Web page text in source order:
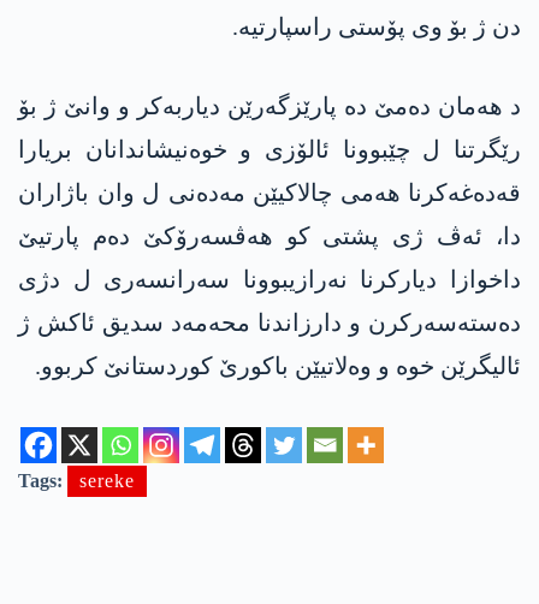
دن ژ بۆ وی پۆستی راسپارتیە.
د هەمان دەمێ دە پارێزگەرێن دیاربەکر و وانێ ژ بۆ
رێگرتنا ل چێبوونا ئالۆزی و خوەنیشاندانان بریارا
قەدەغەکرنا ھەمی چالاکیێن مەدەنی ل وان باژاران
دا، ئەڤ ژی پشتی کو ھەڤسەرۆکێ دەم پارتیێ
داخوازا دیارکرنا نەرازیبوونا سەرانسەری ل دژی
دەستەسەرکرن و دارزاندنا محەمەد سدیق ئاکش ژ
ئالیگرێن خوە و وەلاتیێن باکورێ کوردستانێ کربوو.
Tags: sereke